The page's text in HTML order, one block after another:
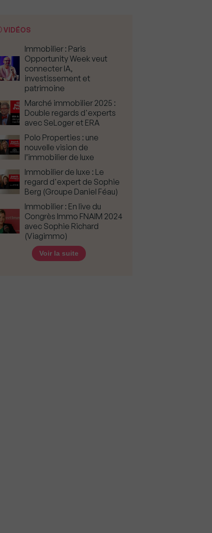
VIDÉOS
Immobilier : Paris
Opportunity Week veut
connecter IA,
investissement et
patrimoine
Marché immobilier 2025 :
Double regards d'experts
avec SeLoger et ERA
Polo Properties : une
nouvelle vision de
l’immobilier de luxe
Immobilier de luxe : Le
regard d'expert de Sophie
Berg (Groupe Daniel Féau)
Immobilier : En live du
Congrès Immo FNAIM 2024
avec Sophie Richard
(Viagimmo)
Voir la suite